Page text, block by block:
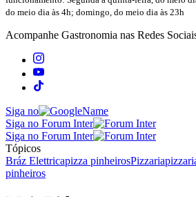
do meio dia às 4h; domingo, do meio dia às 23h
Acompanhe Gastronomia nas Redes
Siga no
Siga no Forum Inter
Siga no Forum Inter
Tópicos
Bráz Elettricapizza pinheirosPizzaria
pinheiros